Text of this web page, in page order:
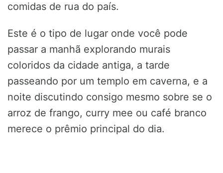
comidas de rua do país.
Este é o tipo de lugar onde você pode
passar a manhã explorando murais
coloridos da cidade antiga, a tarde
passeando por um templo em caverna, e a
noite discutindo consigo mesmo sobre se o
arroz de frango, curry mee ou café branco
merece o prêmio principal do dia.